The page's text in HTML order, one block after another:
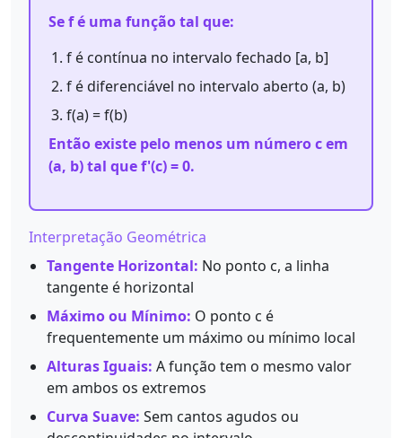
Se f é uma função tal que:
f é contínua no intervalo fechado [a, b]
f é diferenciável no intervalo aberto (a, b)
f(a) = f(b)
Então existe pelo menos um número c em
(a, b) tal que f'(c) = 0.
Interpretação Geométrica
Tangente Horizontal: No ponto c, a linha
tangente é horizontal
Máximo ou Mínimo: O ponto c é
frequentemente um máximo ou mínimo local
Alturas Iguais: A função tem o mesmo valor
em ambos os extremos
Curva Suave: Sem cantos agudos ou